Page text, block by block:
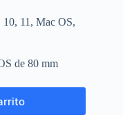
11, Mac OS,
de 80 mm